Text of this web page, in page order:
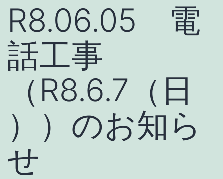
R8.06.05 電
話工事
（R8.6.7（日
））のお知ら
せ